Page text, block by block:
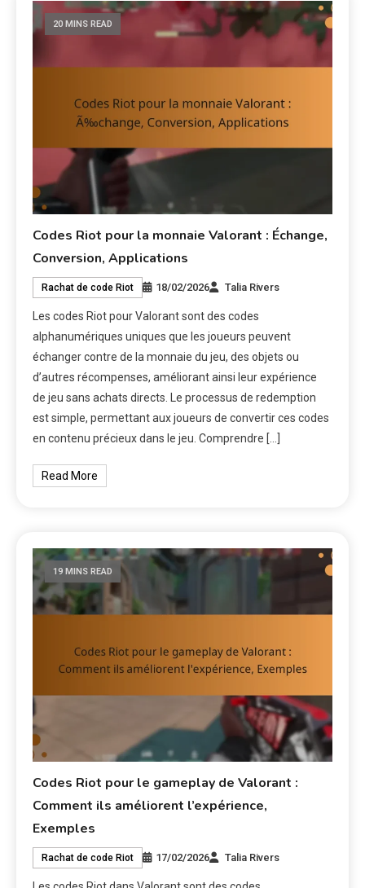
20 MINS READ
Codes Riot pour la monnaie Valorant : Échange,
Conversion, Applications
Rachat de code Riot 18/02/2026 Talia Rivers
Les codes Riot pour Valorant sont des codes
alphanumériques uniques que les joueurs peuvent
échanger contre de la monnaie du jeu, des objets ou
d’autres récompenses, améliorant ainsi leur expérience
de jeu sans achats directs. Le processus de redemption
est simple, permettant aux joueurs de convertir ces codes
en contenu précieux dans le jeu. Comprendre […]
Read More
19 MINS READ
Codes Riot pour le gameplay de Valorant :
Comment ils améliorent l’expérience,
Exemples
Rachat de code Riot 17/02/2026 Talia Rivers